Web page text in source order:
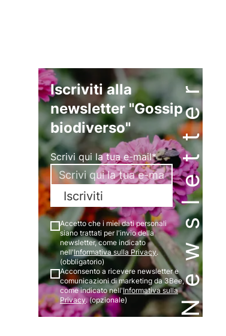
Newsletter
Iscriviti alla
newsletter "Gossip
biodiverso"
Scrivi qui la tua e-mail*
Iscriviti
Accetto che i miei dati personali
siano trattati per l'invio della
newsletter, come indicato
nell'Informativa sulla Privacy.
(obbligatorio)
Acconsento a ricevere newsletter e
comunicazioni di marketing da 3Bee,
come indicato nell'Informativa sulla
Privacy. (opzionale)